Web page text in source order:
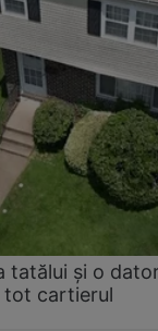
tatălui și o
tot cartierul